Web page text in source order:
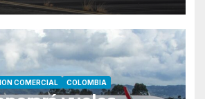
COMERCIAL COLOMBIA